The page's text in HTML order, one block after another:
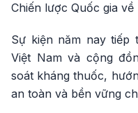
Chiến lược Quốc gia
Sự kiện năm nay tiếp
Việt Nam và cộng
soát kháng thuốc,
an toàn và bền vững